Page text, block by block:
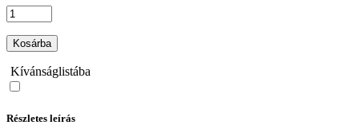
Kosárba
Kívánságlistába
Részletes leírás